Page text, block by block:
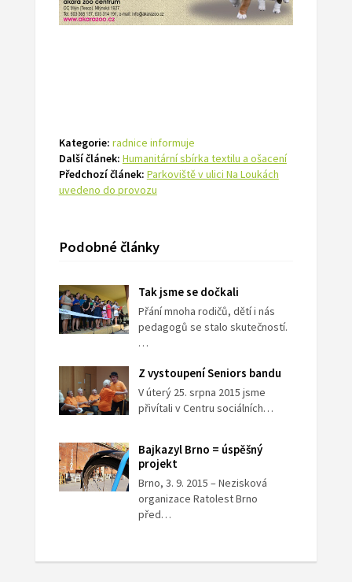
Kategorie: radnice informuje
Další článek: Humanitární sbírka textilu a ošacení
Předchozí článek: Parkoviště v ulici Na Loukách
uvedeno do provozu
Podobné články
Tak jsme se dočkali
Přání mnoha rodičů, dětí i nás
pedagogů se stalo skutečností.
…
Z vystoupení Seniors bandu
V úterý 25. srpna 2015 jsme
přivítali v Centru sociálních…
Bajkazyl Brno = úspěšný
projekt
Brno, 3. 9. 2015 – Nezisková
organizace Ratolest Brno
před…